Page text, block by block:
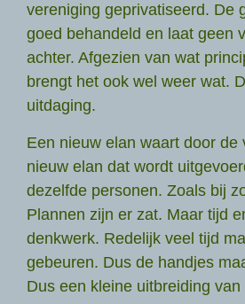
vereniging geprivatiseerd. De
goed behandeld en laat geen
achter. Afgezien van wat
brengt het ook wel weer wat.
uitdaging.
Een nieuw elan waart door de
nieuw elan dat wordt
dezelfde personen. Zoals bij
Plannen zijn er zat. Maar tijd
denkwerk. Redelijk veel tijd
gebeuren. Dus de handjes
Dus een kleine uitbreiding